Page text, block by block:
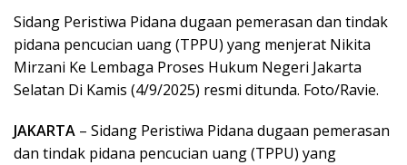
Sidang Peristiwa Pidana dugaan pemerasan dan tindak
pidana pencucian uang (TPPU) yang menjerat Nikita
Mirzani Ke Lembaga Proses Hukum Negeri Jakarta
Selatan Di Kamis (4/9/2025) resmi ditunda. Foto/Ravie.
JAKARTA – Sidang Peristiwa Pidana dugaan pemerasan
dan tindak pidana pencucian uang (TPPU) yang